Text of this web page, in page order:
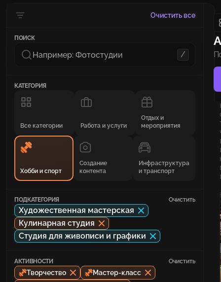
Очистить все
ПОИСК
/
КАТЕГОРИЯ
Все категории Работа и услуги
Отдых и
мероприятия
Хобби и спорт
Создание
контента
Инфраструктура
и транспорт
ПОДКАТЕГОРИЯ Очистить
Художественная мастерская
Кулинарная студия
Студия для живописи и графики
АКТИВНОСТИ Очистить
Творчество
Мастер-класс